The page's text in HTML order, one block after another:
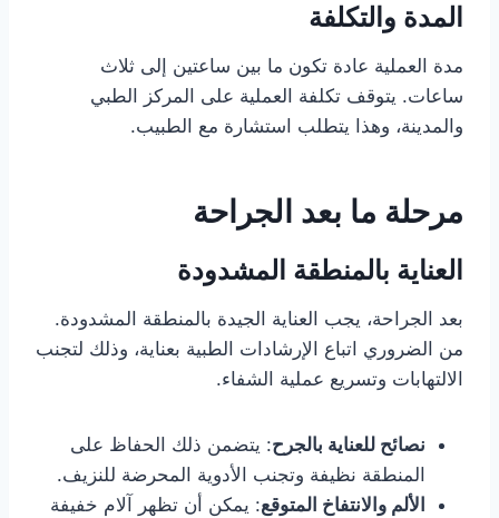
المدة والتكلفة
مدة العملية عادة تكون ما بين ساعتين إلى ثلاث
ساعات. يتوقف تكلفة العملية على المركز الطبي
والمدينة، وهذا يتطلب استشارة مع الطبيب.
مرحلة ما بعد الجراحة
العناية بالمنطقة المشدودة
بعد الجراحة، يجب العناية الجيدة بالمنطقة المشدودة.
من الضروري اتباع الإرشادات الطبية بعناية، وذلك لتجنب
الالتهابات وتسريع عملية الشفاء.
نصائح للعناية بالجرح: يتضمن ذلك الحفاظ على
المنطقة نظيفة وتجنب الأدوية المحرضة للنزيف.
الألم والانتفاخ المتوقع: يمكن أن تظهر آلام خفيفة